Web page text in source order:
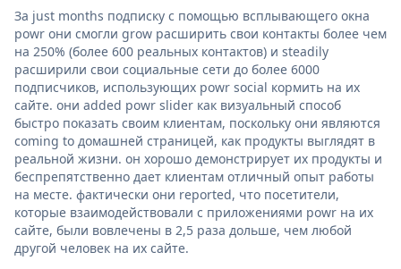
За just months подписку с помощью всплывающего окна
powr они смогли grow расширить свои контакты более чем
на 250% (более 600 реальных контактов) и steadily
расширили свои социальные сети до более 6000
подписчиков, использующих powr social кормить на их
сайте. они added powr slider как визуальный способ
быстро показать своим клиентам, поскольку они являются
coming to домашней страницей, как продукты выглядят в
реальной жизни. он хорошо демонстрирует их продукты и
беспрепятственно дает клиентам отличный опыт работы
на месте. фактически они reported, что посетители,
которые взаимодействовали с приложениями powr на их
сайте, были вовлечены в 2,5 раза дольше, чем любой
другой человек на их сайте.